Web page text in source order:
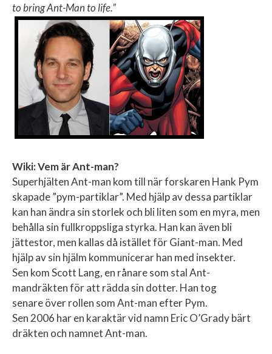
to bring Ant-Man to life.”
Wiki: Vem är Ant-man?
Superhjälten Ant-man kom till när forskaren Hank Pym
skapade ”pym-partiklar”. Med hjälp av dessa partiklar
kan han ändra sin storlek och bli liten som en myra, men
behålla sin fullkroppsliga styrka. Han kan även bli
jättestor, men kallas då istället för Giant-man. Med
hjälp av sin hjälm kommunicerar han med insekter.
Sen kom Scott Lang, en rånare som stal Ant-
mandräkten för att rädda sin dotter. Han tog
senare över rollen som Ant-man efter Pym.
Sen 2006 har en karaktär vid namn Eric O’Grady bärt
dräkten och namnet Ant-man.